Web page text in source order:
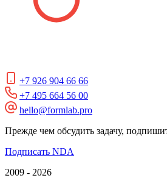
+7 926 904 66 66
+7 495 664 56 00
hello@formlab.pro
Прежде чем обсудить задачу,
Подписать NDA
2009 - 2026